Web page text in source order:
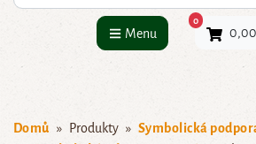
Menu
0×
Domů Produkty
Symbolická